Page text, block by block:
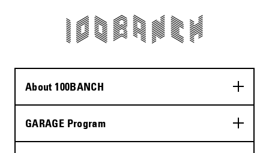
About 100BANCH
GARAGE Program